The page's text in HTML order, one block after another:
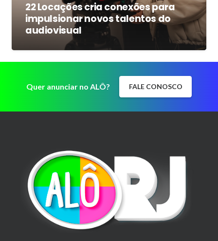
22 Locações cria conexões para
impulsionar novos talentos do
audiovisual
Quer anunciar no ALÔ? FALE CONOSCO